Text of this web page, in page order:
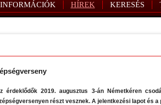
HÍREK KERESÉS
érdeklődők 2019. augusztus 3-án Németkéren
részt vesznek. A jelentkezési lapot és